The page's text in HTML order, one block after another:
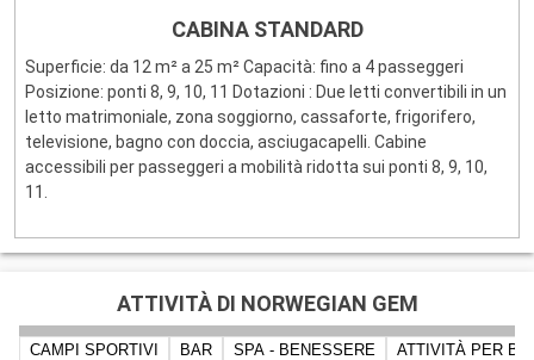
CABINA STANDARD
Superficie: da 12 m² a 25 m² Capacità: fino a 4 passeggeri
Posizione: ponti 8, 9, 10, 11 Dotazioni : Due letti convertibili in un
letto matrimoniale, zona soggiorno, cassaforte, frigorifero,
televisione, bagno con doccia, asciugacapelli. Cabine
accessibili per passeggeri a mobilità ridotta sui ponti 8, 9, 10,
11.
ATTIVITÀ DI NORWEGIAN GEM
CAMPI SPORTIVI BAR SPA - BENESSERE ATTIVITÀ PER